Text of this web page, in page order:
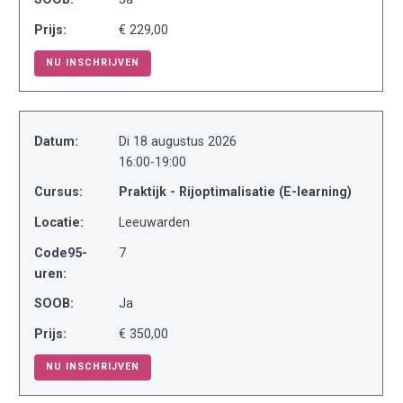
Prijs: € 229,00
NU INSCHRIJVEN
Datum:
Di 18 augustus 2026
16:00-19:00
Cursus: Praktijk - Rijoptimalisatie (E-learning)
Locatie: Leeuwarden
Code95-
uren:
7
SOOB: Ja
Prijs: € 350,00
NU INSCHRIJVEN